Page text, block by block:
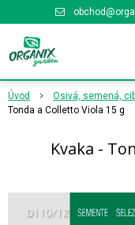
Úvod Osivá, semená,
Tonda a Colletto Viola 15 g
Kvaka -